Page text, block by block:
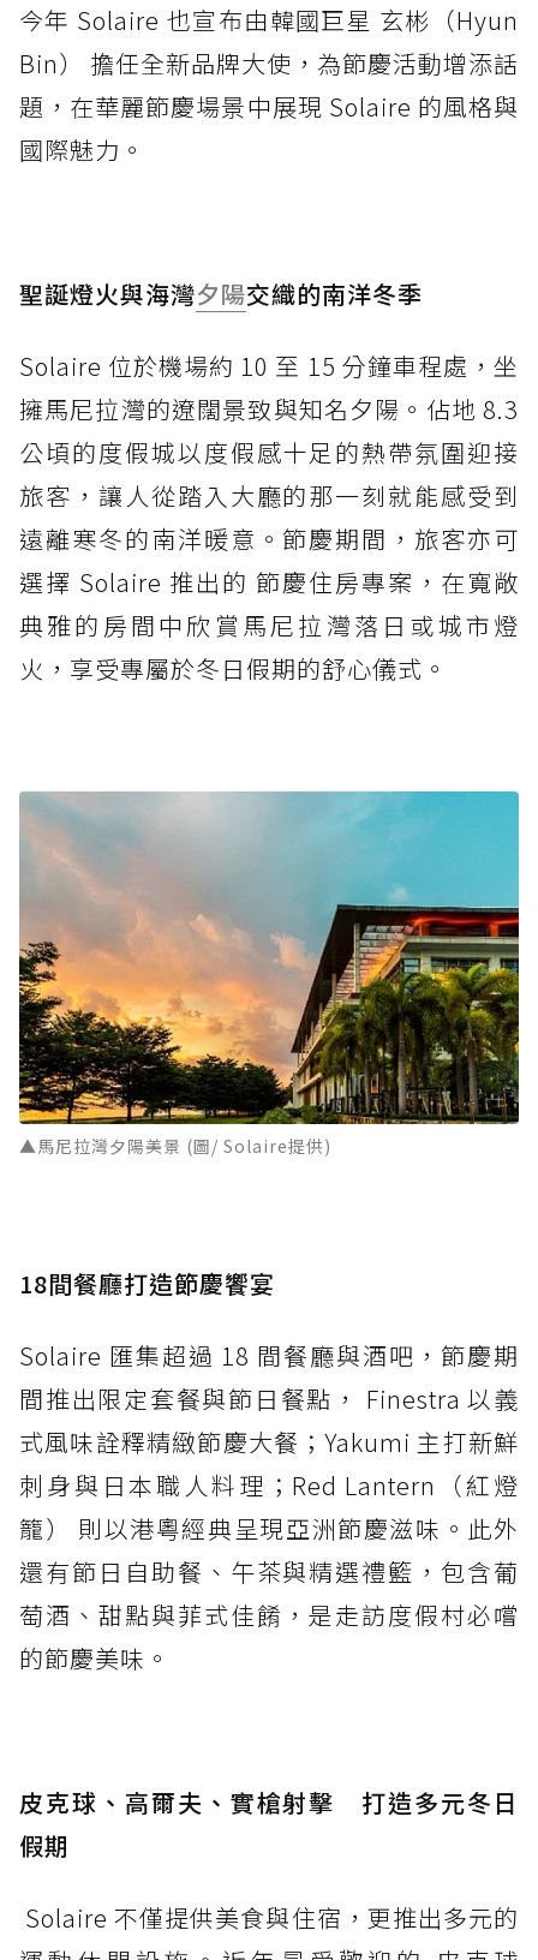
今年 Solaire 也宣布由韓國巨星 玄彬（Hyun
Bin） 擔任全新品牌大使，為節慶活動增添話
題，在華麗節慶場景中展現 Solaire 的風格與
國際魅力。
聖誕燈火與海灣夕陽交織的南洋冬季
Solaire 位於機場約 10 至 15 分鐘車程處，坐
擁馬尼拉灣的遼闊景致與知名夕陽。佔地 8.3
公頃的度假城以度假感十足的熱帶氛圍迎接
旅客，讓人從踏入大廳的那一刻就能感受到
遠離寒冬的南洋暖意。節慶期間，旅客亦可
選擇 Solaire 推出的 節慶住房專案，在寬敞
典雅的房間中欣賞馬尼拉灣落日或城市燈
火，享受專屬於冬日假期的舒心儀式。
▲馬尼拉灣夕陽美景 (圖/ Solaire提供)
18間餐廳打造節慶饗宴
Solaire 匯集超過 18 間餐廳與酒吧，節慶期
間推出限定套餐與節日餐點， Finestra 以義
式風味詮釋精緻節慶大餐；Yakumi 主打新鮮
刺身與日本職人料理；Red Lantern（紅燈
籠） 則以港粵經典呈現亞洲節慶滋味。此外
還有節日自助餐、午茶與精選禮籃，包含葡
萄酒、甜點與菲式佳餚，是走訪度假村必嚐
的節慶美味。
皮克球、高爾夫、實槍射擊 打造多元冬日
假期
Solaire 不僅提供美食與住宿，更推出多元的